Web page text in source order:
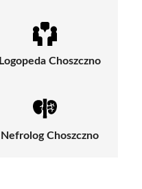
Logopeda Choszczno
Nefrolog Choszczno